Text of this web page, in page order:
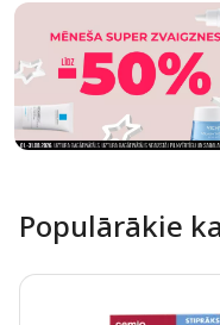
Populārākie